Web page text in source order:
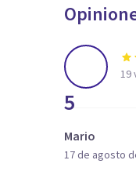
5
19
Mario
17 de agosto